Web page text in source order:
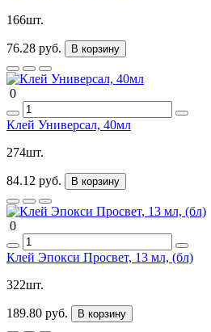
166шт.
76.28 руб. В корзину
0
Клей Универсал, 40мл
274шт.
84.12 руб. В корзину
0
Клей Эпокси Просвет, 13 мл, (бл)
322шт.
189.80 руб. В корзину